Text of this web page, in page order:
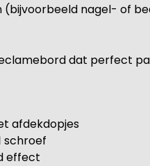
nagel- of
dat perfect
afdekdopjes
schroef
effect